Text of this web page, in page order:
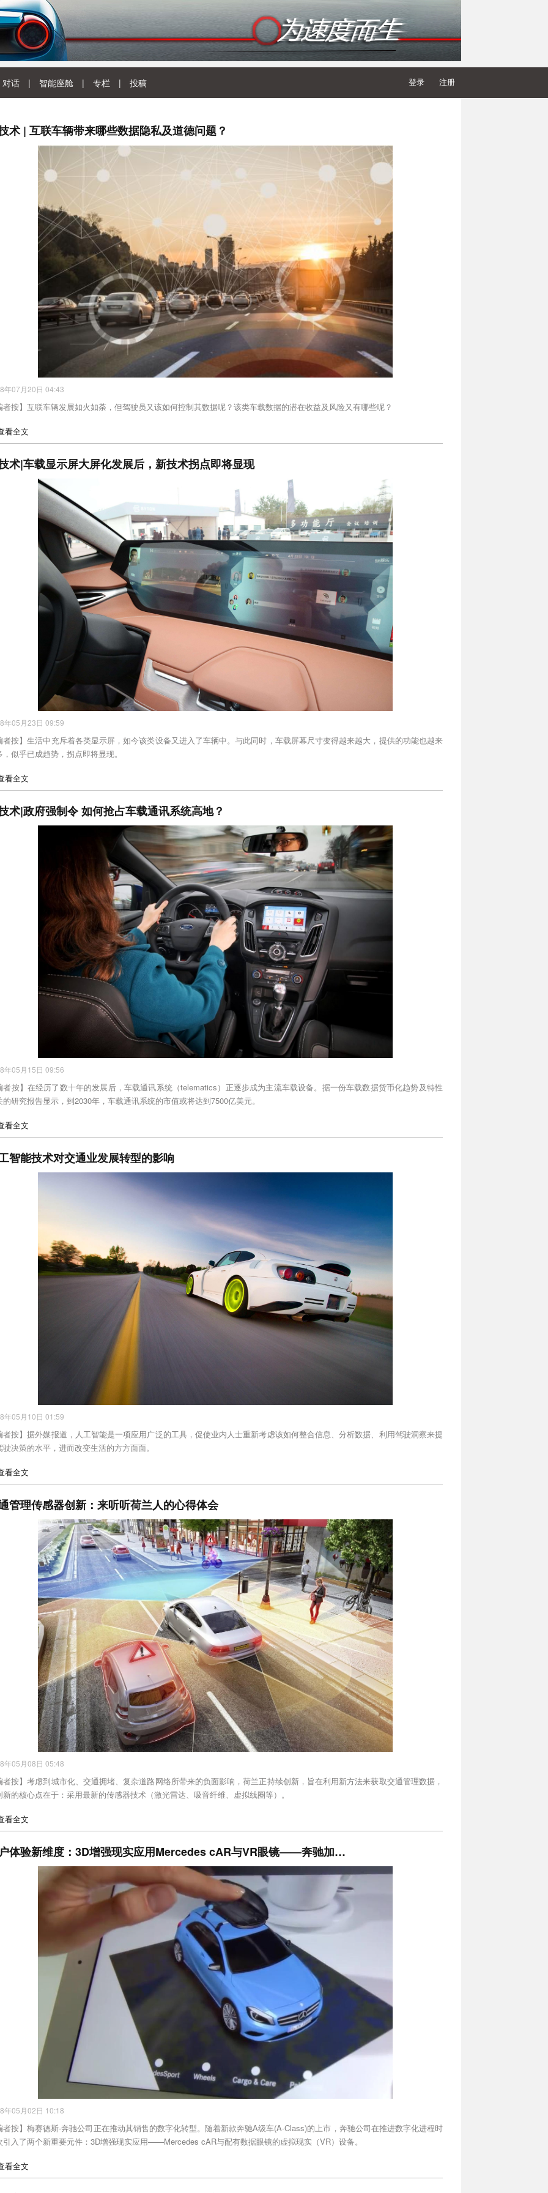
对话 | 智能座舱 | 专栏 | 投稿 登录 注册
术 | 互联车辆带来哪些数据隐私及道德问题？
年07月20日 04:43
者按】互联车辆发展如火如荼，但驾驶员又该如何控制其数据呢？该类车载数据的潜在收益及风险又有哪些呢？
看全文
术|车载显示屏大屏化发展后，新技术拐点即将显现
年05月23日 09:59
者按】生活中充斥着各类显示屏，如今该类设备又进入了车辆中。与此同时，车载屏幕尺寸变得越来越大，提供的功能也越来
，似乎已成趋势，拐点即将显现。
看全文
术|政府强制令 如何抢占车载通讯系统高地？
年05月15日 09:56
者按】在经历了数十年的发展后，车载通讯系统（telematics）正逐步成为主流车载设备。据一份车载数据货币化趋势及特性
的研究报告显示，到2030年，车载通讯系统的市值或将达到7500亿美元。
看全文
智能技术对交通业发展转型的影响
年05月10日 01:59
者按】据外媒报道，人工智能是一项应用广泛的工具，促使业内人士重新考虑该如何整合信息、分析数据、利用驾驶洞察来提
驶决策的水平，进而改变生活的方方面面。
看全文
管理传感器创新：来听听荷兰人的心得体会
年05月08日 05:48
者按】考虑到城市化、交通拥堵、复杂道路网络所带来的负面影响，荷兰正持续创新，旨在利用新方法来获取交通管理数据，
新的核心点在于：采用最新的传感器技术（激光雷达、吸音纤维、虚拟线圈等）。
看全文
体验新维度：3D增强现实应用Mercedes cAR与VR眼镜——奔驰加…
年05月02日 10:18
者按】梅赛德斯-奔驰公司正在推动其销售的数字化转型。随着新款奔驰A级车(A-Class)的上市，奔驰公司在推进数字化进程时
引入了两个新重要元件：3D增强现实应用——Mercedes cAR与配有数据眼镜的虚拟现实（VR）设备。
看全文